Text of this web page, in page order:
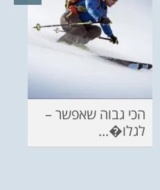
הכי גבוה שאפשר –
לגלו�...